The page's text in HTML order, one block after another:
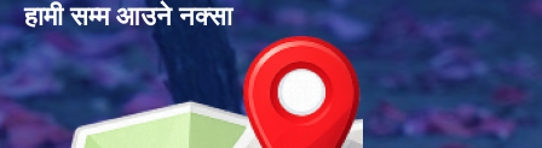
हामी सम्म आउने नक्सा